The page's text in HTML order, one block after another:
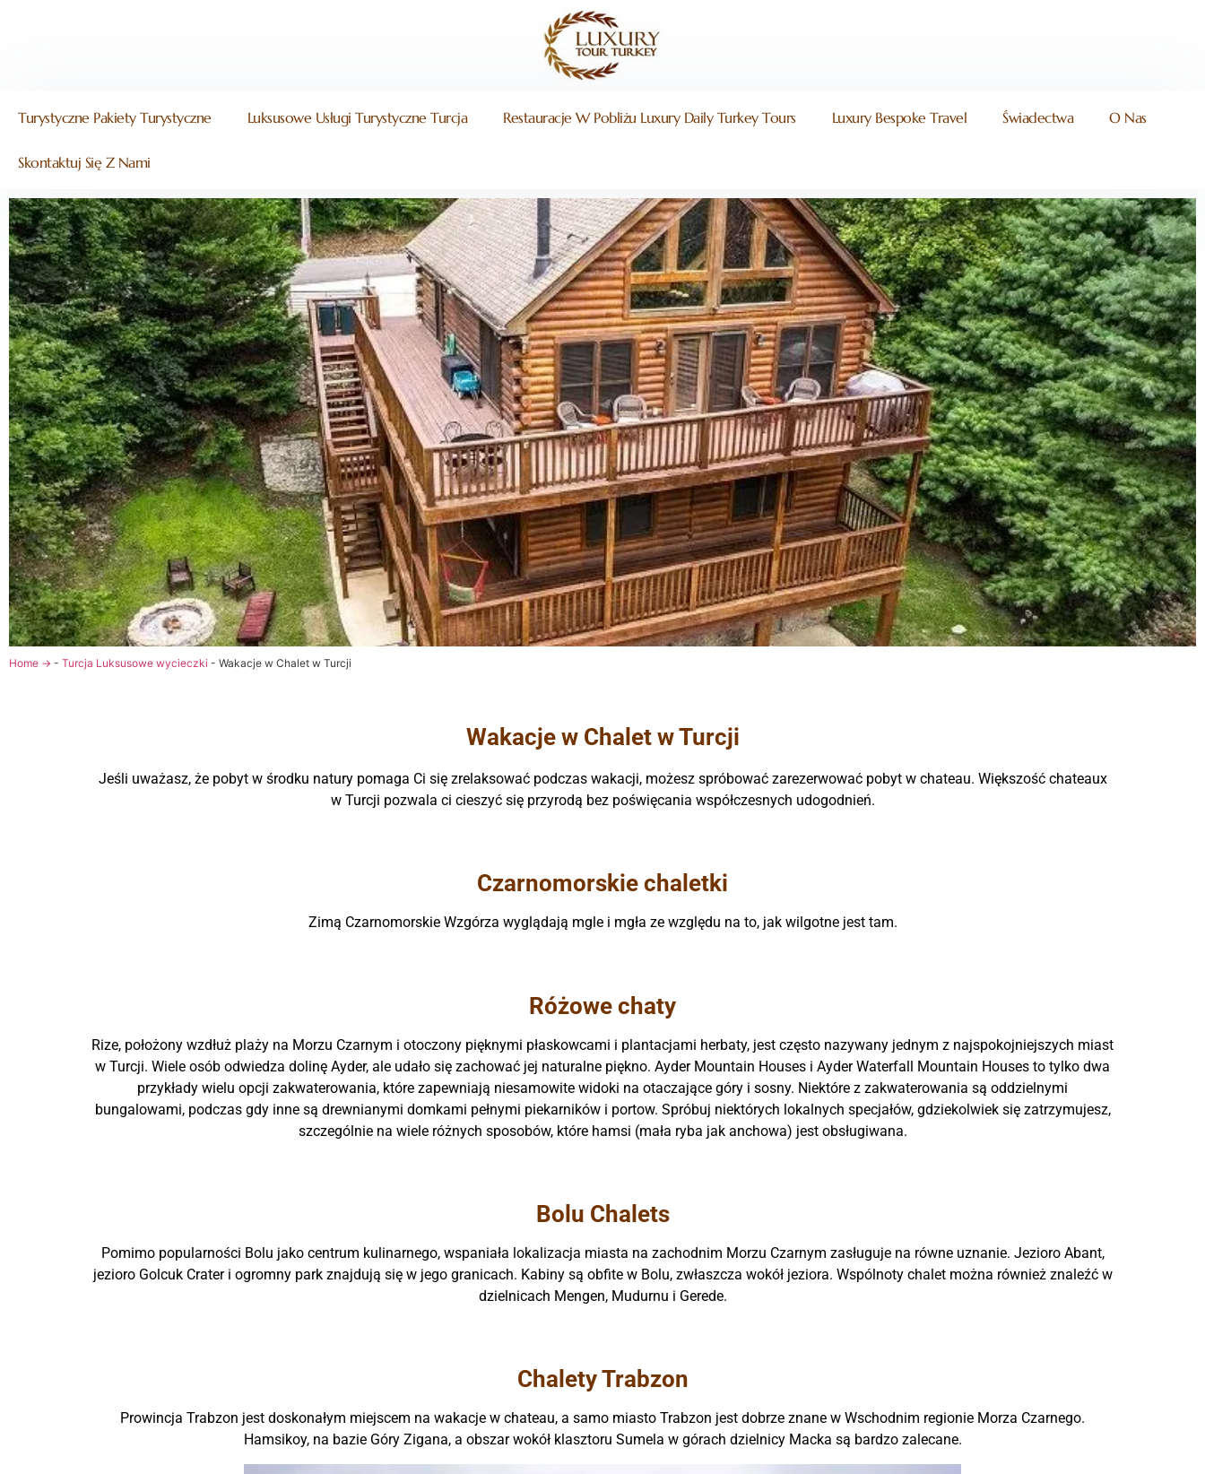
Turystyczne Pakiety Turystyczne Luksusowe Usługi Turystyczne Turcja Restauracje W Pobliżu Luxury Daily Turkey Tours Luxury Bespoke Travel Świadectwa O Nas
Skontaktuj Się Z Nami
Home → - Turcja Luksusowe wycieczki - Wakacje w Chalet w Turcji
Wakacje w Chalet w Turcji
Jeśli uważasz, że pobyt w środku natury pomaga Ci się zrelaksować podczas wakacji, możesz spróbować zarezerwować pobyt w chateau. Większość chateaux
w Turcji pozwala ci cieszyć się przyrodą bez poświęcania współczesnych udogodnień.
Czarnomorskie chaletki
Zimą Czarnomorskie Wzgórza wyglądają mgle i mgła ze względu na to, jak wilgotne jest tam.
Różowe chaty
Rize, położony wzdłuż plaży na Morzu Czarnym i otoczony pięknymi płaskowcami i plantacjami herbaty, jest często nazywany jednym z najspokojniejszych miast
w Turcji. Wiele osób odwiedza dolinę Ayder, ale udało się zachować jej naturalne piękno. Ayder Mountain Houses i Ayder Waterfall Mountain Houses to tylko dwa
przykłady wielu opcji zakwaterowania, które zapewniają niesamowite widoki na otaczające góry i sosny. Niektóre z zakwaterowania są oddzielnymi
bungalowami, podczas gdy inne są drewnianymi domkami pełnymi piekarników i portow. Spróbuj niektórych lokalnych specjałów, gdziekolwiek się zatrzymujesz,
szczególnie na wiele różnych sposobów, które hamsi (mała ryba jak anchowa) jest obsługiwana.
Bolu Chalets
Pomimo popularności Bolu jako centrum kulinarnego, wspaniała lokalizacja miasta na zachodnim Morzu Czarnym zasługuje na równe uznanie. Jezioro Abant,
jezioro Golcuk Crater i ogromny park znajdują się w jego granicach. Kabiny są obfite w Bolu, zwłaszcza wokół jeziora. Wspólnoty chalet można również znaleźć w
dzielnicach Mengen, Mudurnu i Gerede.
Chalety Trabzon
Prowincja Trabzon jest doskonałym miejscem na wakacje w chateau, a samo miasto Trabzon jest dobrze znane w Wschodnim regionie Morza Czarnego.
Hamsikoy, na bazie Góry Zigana, a obszar wokół klasztoru Sumela w górach dzielnicy Macka są bardzo zalecane.